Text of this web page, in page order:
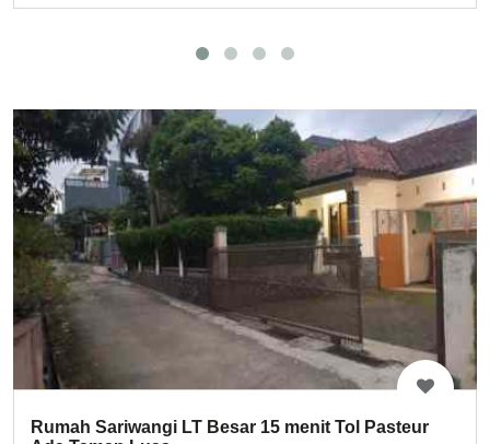
Rumah Sariwangi LT Besar 15 menit Tol Pasteur